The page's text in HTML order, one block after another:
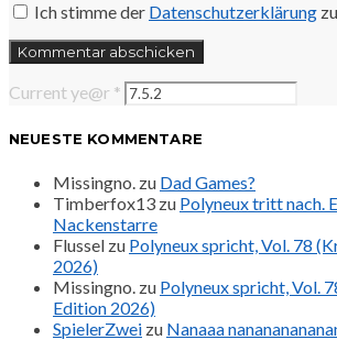
Ich stimme der Datenschutzerklärung zu
Current ye@r *
NEUESTE KOMMENTARE
Missingno. zu Dad Games?
Timberfox13 zu Polyneux tritt nach.
Nackenstarre
Flussel zu Polyneux spricht, Vol. 78
2026)
Missingno. zu Polyneux spricht, Vol.
Edition 2026)
SpielerZwei zu Nanaaa